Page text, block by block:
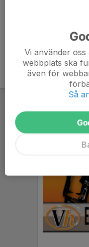
Vi använder
webbplats ska
även för
Så